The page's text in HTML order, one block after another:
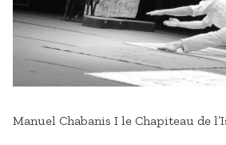
Manuel Chabanis I le Chapiteau de